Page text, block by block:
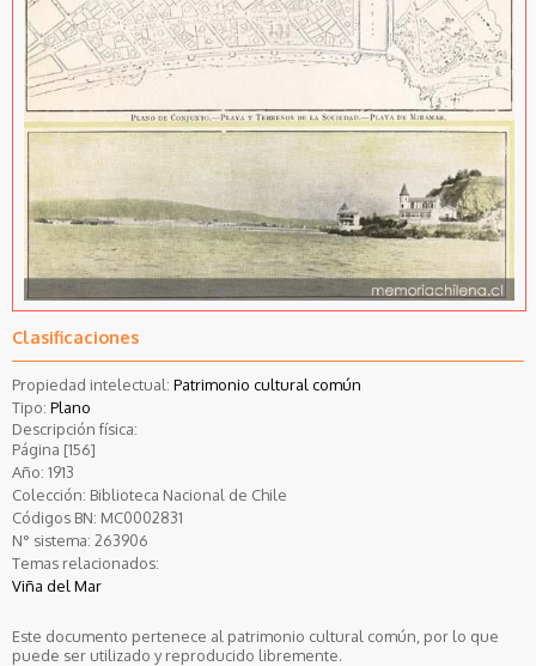
Clasificaciones
Propiedad intelectual: Patrimonio cultural común
Tipo: Plano
Descripción física:
Página [156]
Año: 1913
Colección: Biblioteca Nacional de Chile
Códigos BN: MC0002831
N° sistema: 263906
Temas relacionados:
Viña del Mar
Este documento pertenece al patrimonio cultural común, por lo que
puede ser utilizado y reproducido libremente.